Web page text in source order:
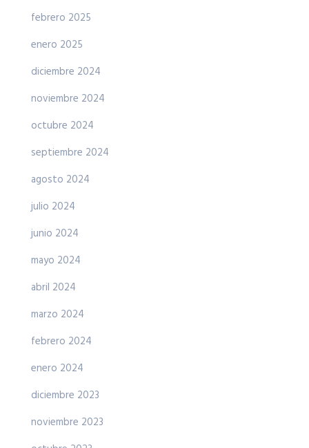
febrero 2025
enero 2025
diciembre 2024
noviembre 2024
octubre 2024
septiembre 2024
agosto 2024
julio 2024
junio 2024
mayo 2024
abril 2024
marzo 2024
febrero 2024
enero 2024
diciembre 2023
noviembre 2023